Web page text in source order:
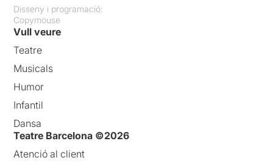
Disseny i programació:
Copymouse
Vull veure
Teatre
Musicals
Humor
Infantil
Dansa
Teatre Barcelona ©2026
Atenció al client